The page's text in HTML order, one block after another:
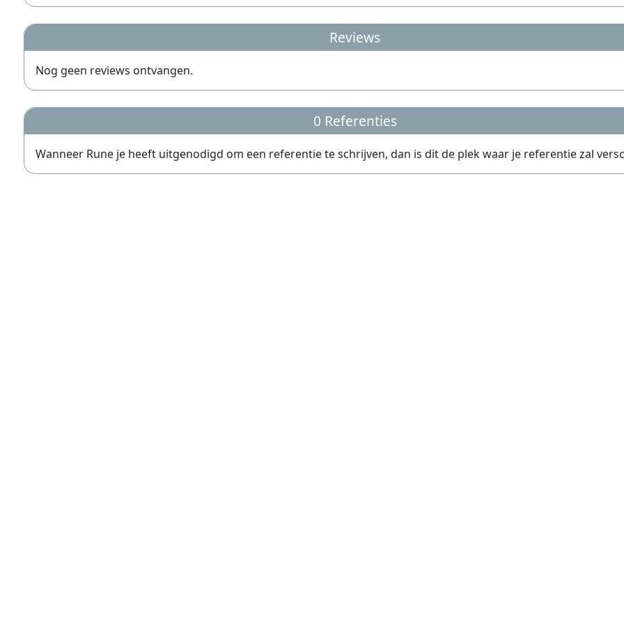
Reviews
Nog geen reviews ontvangen.
0 Referenties
Wanneer Rune je heeft uitgenodigd om een referentie te schrijven, dan is dit de plek waar je referentie zal